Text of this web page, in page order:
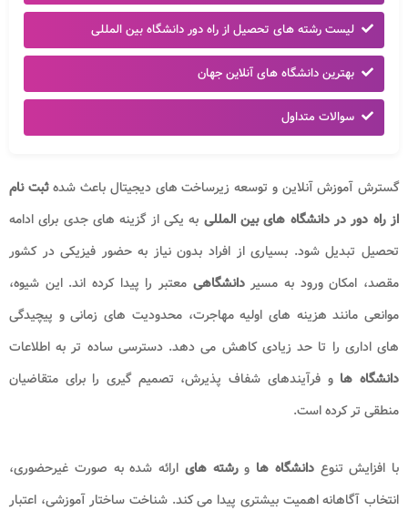
لیست رشته های تحصیل از راه دور دانشگاه بین المللی
بهترین دانشگاه های آنلاین جهان
سوالات متداول
گسترش آموزش آنلاین و توسعه زیرساخت های دیجیتال باعث شدهثبت نام
از راه دور در دانشگاه های بین المللی به یکی از گزینه های جدی برای ادامه
تحصیل تبدیل شود. بسیاری از افراد بدون نیاز به حضور فیزیکی در کشور
مقصد، امکان ورود به مسیردانشگاهی معتبر را پیدا کرده اند. این شیوه،
موانعی مانند هزینه های اولیه مهاجرت، محدودیت های زمانی و پیچیدگی
های اداری را تا حد زیادی کاهش می دهد. دسترسی ساده تر به اطلاعات
دانشگاه ها و فرآیندهای شفاف پذیرش، تصمیم گیری را برای متقاضیان
منطقی تر کرده است.
با افزایش تنوعدانشگاه ها ورشته های ارائه شده به صورت غیرحضوری،
انتخاب آگاهانه اهمیت بیشتری پیدا می کند. شناخت ساختار آموزشی، اعتبار